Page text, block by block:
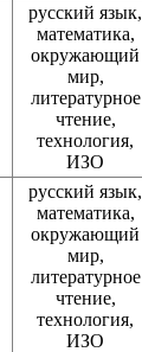
русский язык,
математика,
окружающий
мир,
литературное
чтение,
технология,
ИЗО
русский язык,
математика,
окружающий
мир,
литературное
чтение,
технология,
ИЗО